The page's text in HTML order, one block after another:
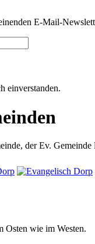
E-Mail-
einverstanden.
der Ev.
Osten wie im Westen.